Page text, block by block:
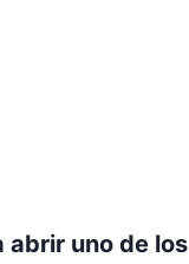
abrir uno de los